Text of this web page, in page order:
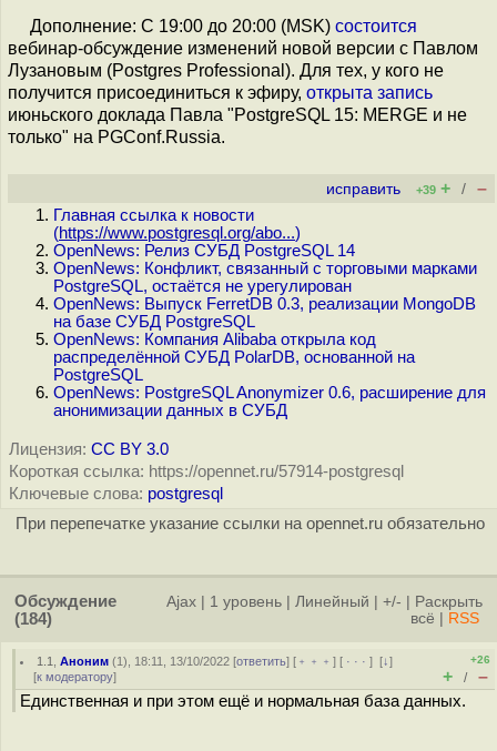
Дополнение: С 19:00 до 20:00 (MSK) состоится
вебинар-обсуждение изменений новой версии с Павлом
Лузановым (Postgres Professional). Для тех, у кого не
получится присоединиться к эфиру, открыта запись
июньского доклада Павла "PostgreSQL 15: MERGE и не
только" на PGConf.Russia.
исправить +39 + / –
Главная ссылка к новости
(https://www.postgresql.org/abo...)
OpenNews: Релиз СУБД PostgreSQL 14
OpenNews: Конфликт, связанный с торговыми марками
PostgreSQL, остаётся не урегулирован
OpenNews: Выпуск FerretDB 0.3, реализации MongoDB
на базе СУБД PostgreSQL
OpenNews: Компания Alibaba открыла код
распределённой СУБД PolarDB, основанной на
PostgreSQL
OpenNews: PostgreSQL Anonymizer 0.6, расширение для
анонимизации данных в СУБД
Лицензия: CC BY 3.0
Короткая ссылка: https://opennet.ru/57914-postgresql
Ключевые слова: postgresql
При перепечатке указание ссылки на opennet.ru обязательно
Обсуждение
(184)
Ajax 1 уровень Линейный +/-
Раскрыть
всё
RSS
1.1 ,Аноним (1), 18:11, 13/10/2022 [ответить] [ ﹢﹢﹢] [ · · ·][↓]
[к модератору]
+26
+ / –
Единственная и при этом ещё и нормальная база данных.